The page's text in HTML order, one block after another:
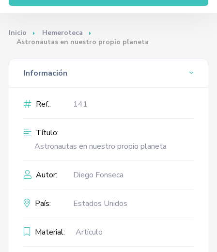
Inicio
Hemeroteca
Astronautas en nuestro propio planeta
Información
Ref.: 141
Título:
Astronautas en nuestro propio planeta
Autor: Diego Fonseca
País: Estados Unidos
Material: Artículo